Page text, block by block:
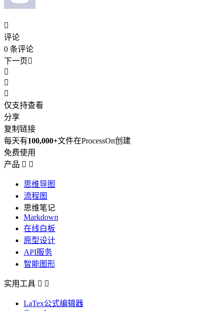

评论
0 条评论
下一页



仅支持查看
分享
复制链接
每天有100,000+文件在ProcessOn创建
免费使用
产品  
思维导图
流程图
思维笔记
Markdown
在线白板
原型设计
API服务
智能图形
实用工具  
LaTex公式编辑器